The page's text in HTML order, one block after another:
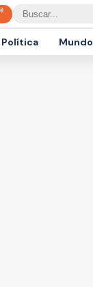
Política Mundo